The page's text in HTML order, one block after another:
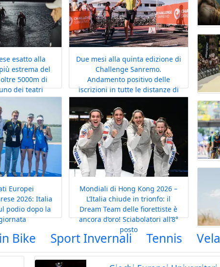
esatto alla
estrema del
5000m di
dei teatri
del
Due mesi alla quinta edizione di
Challenge Sanremo.
Andamento positivo delle
iscrizioni in tutte le distanze di
gara del weekend del 3-4
ottobre
Europei
2026: Italia
podio dopo la
Mondiali di Hong Kong 2026 –
L’Italia chiude in trionfo: il
Dream Team delle fiorettiste è
ancora d’oro! Sciabolatori all’8°
posto
Bike Sport Invernali Tennis Vela